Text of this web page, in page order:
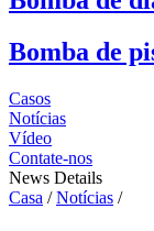
Bomba de
Casos
Notícias
Vídeo
Contate-nos
News Details
Casa / Notícias /